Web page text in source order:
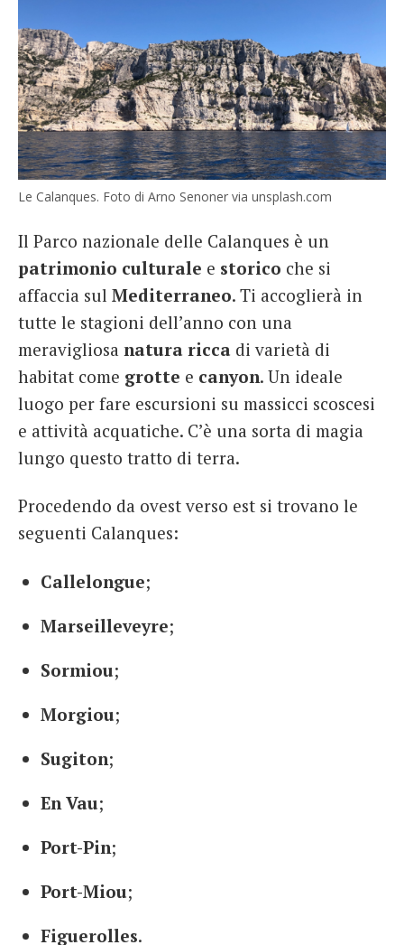
Le Calanques. Foto di Arno Senoner via unsplash.com
Il Parco nazionale delle Calanques è un
patrimonio culturale e storico che si
affaccia sul Mediterraneo. Ti accoglierà in
tutte le stagioni dell’anno con una
meravigliosa natura ricca di varietà di
habitat come grotte e canyon. Un ideale
luogo per fare escursioni su massicci scoscesi
e attività acquatiche. C’è una sorta di magia
lungo questo tratto di terra.
Procedendo da ovest verso est si trovano le
seguenti Calanques:
Callelongue;
Marseilleveyre;
Sormiou;
Morgiou;
Sugiton;
En Vau;
Port-Pin;
Port-Miou;
Figuerolles.